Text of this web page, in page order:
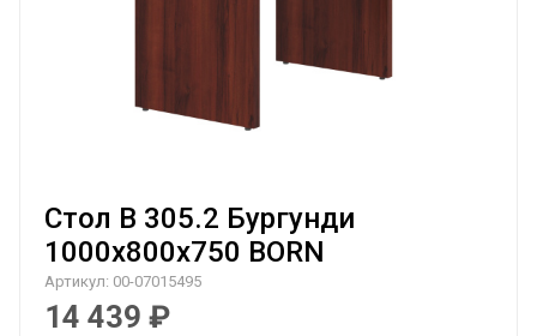
Стол B 305.2 Бургунди
1000х800х750 BORN
Артикул: 00-07015495
14 439 ₽